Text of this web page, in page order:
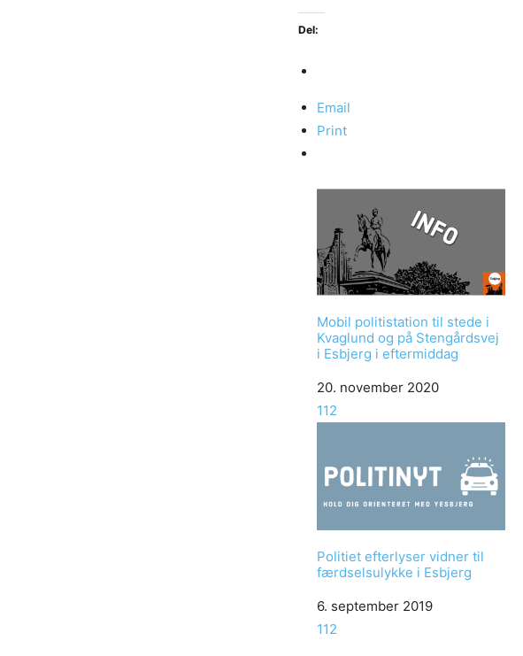
Del:
Email
Print
Mobil politistation til stede i
Kvaglund og på Stengårdsvej
i Esbjerg i eftermiddag
Date
20. november 2020
In relation to
112
Politiet efterlyser vidner til
færdselsulykke i Esbjerg
Date
6. september 2019
In relation to
112